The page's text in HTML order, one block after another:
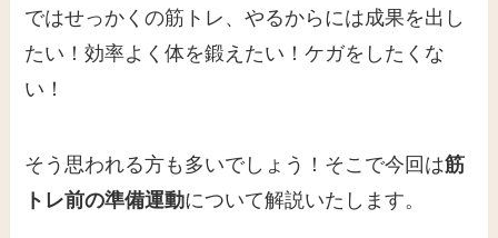
ではせっかくの筋トレ、やるからには成果を出し
たい ！効率よく体を鍛えたい ！ケガをしたくな
い！
そう思われる方も多いでしょう！そこで今回は筋
トレ前の準備運動について解説いたします。